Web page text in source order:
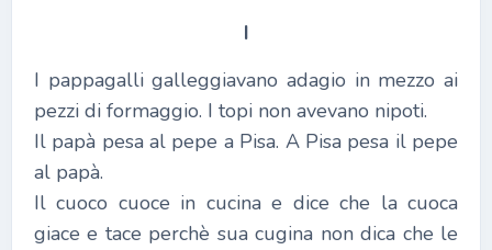
I
I pappagalli galleggiavano adagio in mezzo ai
pezzi di formaggio. I topi non avevano nipoti.
Il papà pesa al pepe a Pisa. A Pisa pesa il pepe
al papà.
Il cuoco cuoce in cucina e dice che la cuoca
giace e tace perchè sua cugina non dica che le